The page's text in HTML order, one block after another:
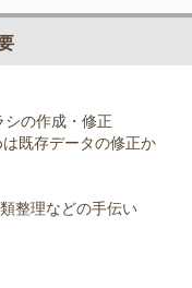
シの作成・修正
既存データの修正か
整理などの手伝い